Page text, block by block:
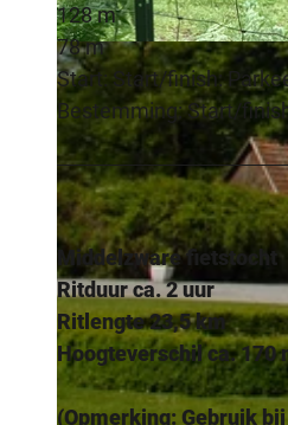
© Lippe Tourismus & Marketing GmbH | CC-BY-SA
128 m
78 m
Start: Start/finish:
Bestemming: Start/
Middelzware fietstocht
Ritduur ca. 2 uur
Ritlengte 23,5 km
Hoogteverschil ca. 170
(Opmerking: Gebruik